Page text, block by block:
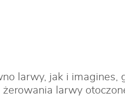
larwy, jak i imagines,
żerowania larwy